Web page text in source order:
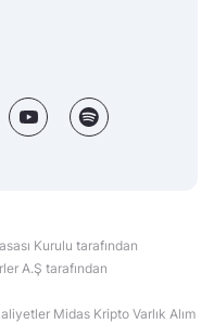
Kurulu tarafından
A.Ş tarafından
Midas Kripto Varlık Alım